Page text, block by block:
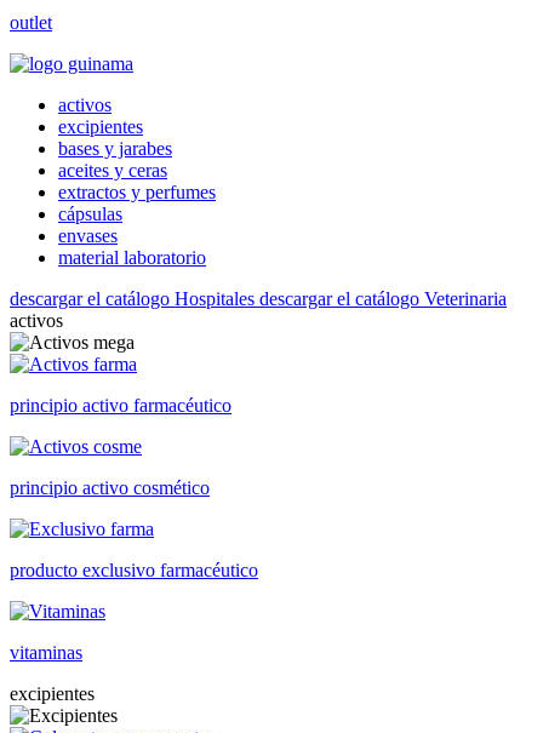
outlet
activos
excipientes
bases y jarabes
aceites y ceras
extractos y perfumes
cápsulas
envases
material laboratorio
descargar el catálogo Hospitales descargar el catálogo Veterinaria
activos
principio activo farmacéutico
principio activo cosmético
producto exclusivo farmacéutico
vitaminas
excipientes